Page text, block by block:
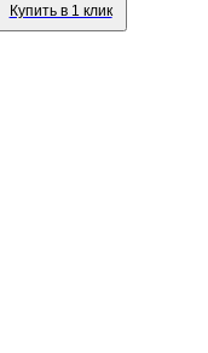
Купить в 1 клик